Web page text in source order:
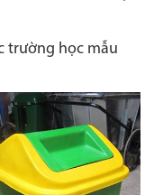
trường học mẫu